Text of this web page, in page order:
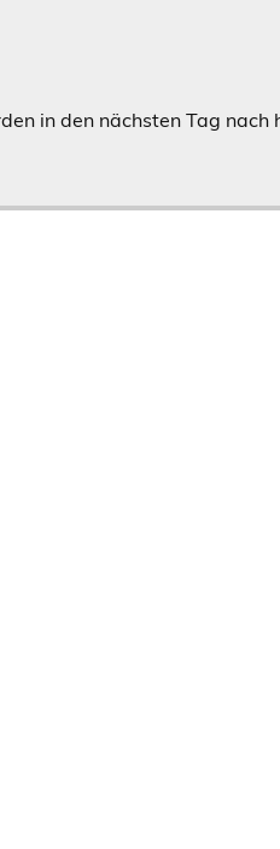
in den nächsten Tag